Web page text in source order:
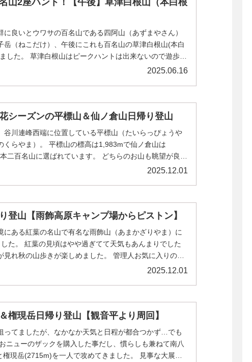
山2座ハント！【午後】草津白根山（本白根
良いとウワサの百名山である四阿山（あずまやさん）
岳（ねこだけ）、午後にこれも百名山の草津白根山(本白
した。 草津白根山はピークハントは出来ないので遊歩道
2025.06.16
シーズンの平標山＆仙ノ倉山日帰り登山
谷川連峰西端に位置している平標山（たいらっぴょうや
くらやま）。 平標山の標高は1,983mで仙ノ倉山は
二百名山に選ばれています。 どちらのお山も眺望が良
2025.12.01
登山【雨飾高原キャンプ場からピストン】
にある紅葉の名山で有名な雨飾山（あまかざりやま）に
た。 紅葉の見頃はやや過ぎてて天気もあんまりでした
見れ秋の山歩きが楽しめました。 管理人お気に入りのオ
2025.12.01
権現岳日帰り登山【観音平より周回】
ってましたが、なかなか天気と日程が都合つかず…でも
ニューのザックを購入した事だし、慣らしも兼ねて南八
現岳(2715m)を一人で攻めてきました。 見事な大展望